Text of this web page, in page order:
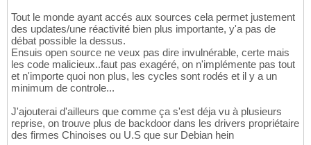
Tout le monde ayant accés aux sources cela permet justement
des updates/une réactivité bien plus importante, y'a pas de
débat possible la dessus.
Ensuis open source ne veux pas dire invulnérable, certe mais
les code malicieux..faut pas exagéré, on n'implémente pas tout
et n'importe quoi non plus, les cycles sont rodés et il y a un
minimum de controle...
J'ajouterai d'ailleurs que comme ça s'est déja vu à plusieurs
reprise, on trouve plus de backdoor dans les drivers propriétaire
des firmes Chinoises ou U.S que sur Debian hein